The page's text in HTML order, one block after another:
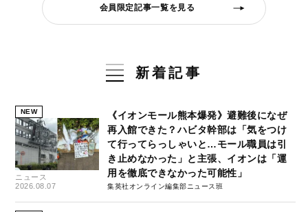
会員限定記事一覧を見る
新着記事
NEW
ニュース
2026.08.07
《イオンモール熊本爆発》避難後になぜ
再入館できた？ハビタ幹部は「気をつけ
て行ってらっしゃいと…モール職員は引
き止めなかった」と主張、イオンは「運
用を徹底できなかった可能性」
集英社オンライン編集部ニュース班